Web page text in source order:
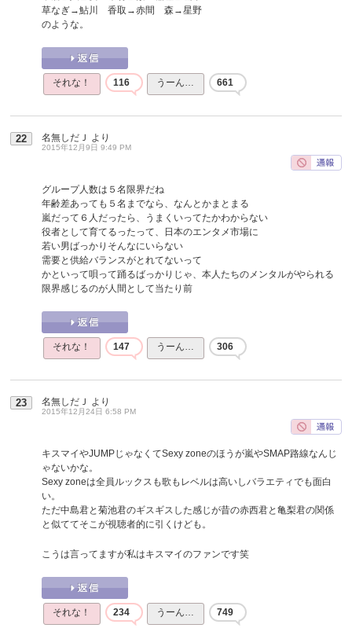
草なぎ→鮎川 香取→赤間 森→星野
のような。
それな！ 116 うーん… 661
22 名無しだＪ より
2015年12月9日 9:49 PM
グループ人数は５名限界だね
年齢差あっても５名までなら、なんとかまとまる
嵐だって６人だったら、うまくいってたかわからない
役者として育てるったって、日本のエンタメ市場に
若い男ばっかりそんなにいらない
需要と供給バランスがとれてないって
かといって唄って踊るばっかりじゃ、本人たちのメンタルがやられる
限界感じるのが人間として当たり前
それな！ 147 うーん… 306
23 名無しだＪ より
2015年12月24日 6:58 PM
キスマイやJUMPじゃなくてSexy zoneのほうが嵐やSMAP路線なんじ
ゃないかな。
Sexy zoneは全員ルックスも歌もレベルは高いしバラエティでも面白
い。
ただ中島君と菊池君のギスギスした感じが昔の赤西君と亀梨君の関係
と似ててそこが視聴者的に引くけども。
こうは言ってますが私はキスマイのファンです笑
それな！ 234 うーん… 749